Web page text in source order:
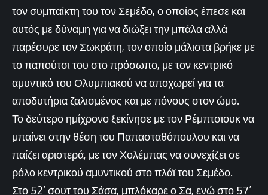
τον συμπαίκτη του τον Σεμέδο, ο οποίος έπεσε και
αυτός με δύναμη για να διώξει την μπάλα αλλά
παρέσυρε τον Σωκράτη, τον οποίο μάλιστα βρήκε με
το παπούτσι του στο πρόσωπο, με τον κεντρικό
αμυντικό του Ολυμπιακού να αποχωρεί για τα
αποδυτήρια ζαλισμένος και με πόνους στον ώμο.
Το δεύτερο ημίχρονο ξεκίνησε με τον Ρέμπτσιουκ να
μπαίνει στην θέση του Παπασταθόπουλου και να
παίζει αριστερά, με τον Χολέμπας να συνεχίζει σε
ρόλο κεντρικού αμυντικού στο πλάϊ του Σεμέδο.
Στο 52’ σουτ του Σάσα, μπλόκαρε ο Σα, ενώ στο 57’